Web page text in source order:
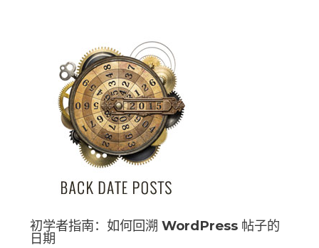
初学者指南：如何回溯 WordPress 帖子的
日期